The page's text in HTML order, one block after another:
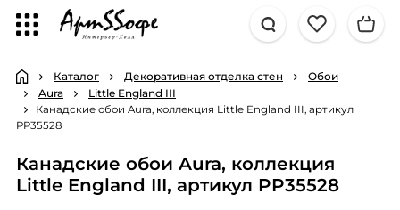
Каталог Декоративная отделка стен
Обои
Aura
Little England III
Канадские обои Aura, коллекция Little England III, артикул
PP35528
Канадские обои Aura, коллекция
Little England III, артикул PP35528